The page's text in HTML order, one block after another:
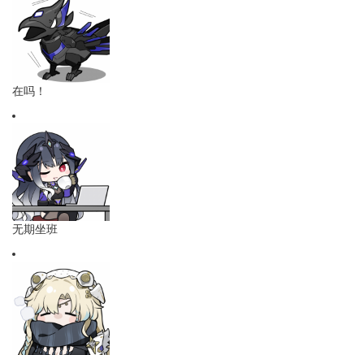
在吗！
无期坐班